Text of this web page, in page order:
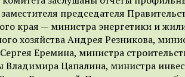
председателя
края — министра энергетики и
хозяйства Андрея Резникова,
Еремина, министра
Владимира Цапалина, министра